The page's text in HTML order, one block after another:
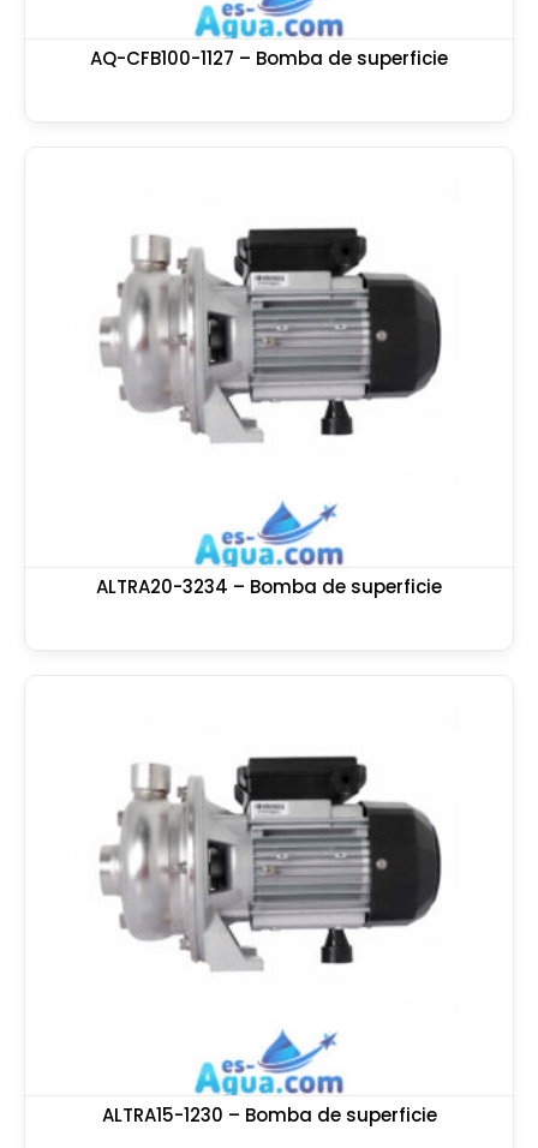
AQ-CFB100-1127 – Bomba de superficie
ALTRA20-3234 – Bomba de superficie
ALTRA15-1230 – Bomba de superficie